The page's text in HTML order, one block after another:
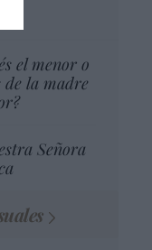
el menor o
la madre
Señora